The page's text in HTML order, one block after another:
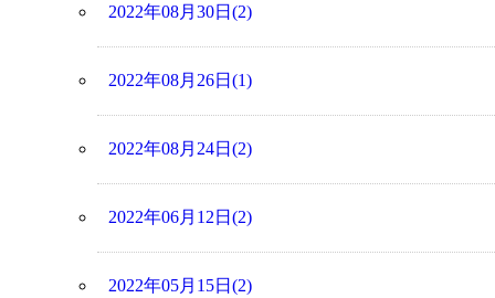
2022年08月30日(2)
2022年08月26日(1)
2022年08月24日(2)
2022年06月12日(2)
2022年05月15日(2)